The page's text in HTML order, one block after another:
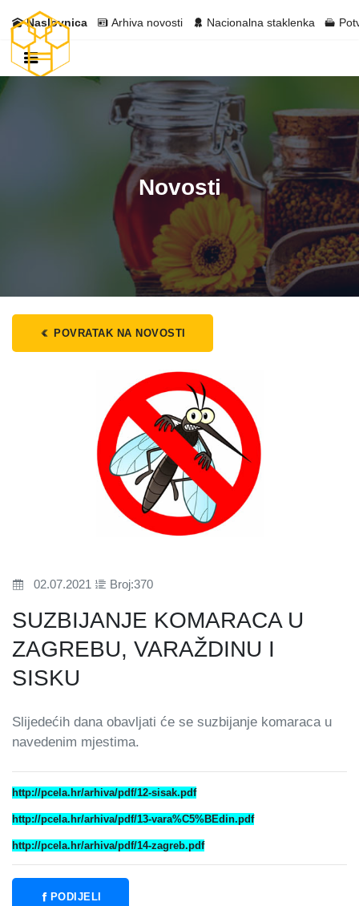
Naslovnica Arhiva novosti Nacionalna staklenka
Novosti
POVRATAK NA NOVOSTI
02.07.2021 Broj:370
SUZBIJANJE KOMARACA U
ZAGREBU, VARAŽDINU I
SISKU
Slijedećih dana obavljati će se suzbijanje komaraca u
navedenim mjestima.
http://pcela.hr/arhiva/pdf/12-sisak.pdf
http://pcela.hr/arhiva/pdf/13-vara%C5%BEdin.pdf
http://pcela.hr/arhiva/pdf/14-zagreb.pdf
PODIJELI